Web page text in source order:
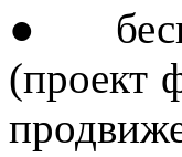
●
(проект